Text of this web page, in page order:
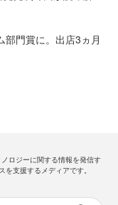
門賞に。出店3ヵ月
ロジーに関する情報を発信す
を支援するメディアです。